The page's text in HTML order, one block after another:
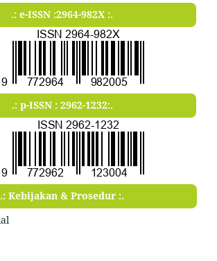
.: e-ISSN :2964-982X :.
.: p-ISSN : 2962-1232:.
.: Kebijakan & Prosedur :.